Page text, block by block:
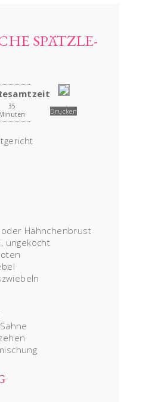
SPÄTZLE-
Drucken
35
Minuten
Hähnchenbrust
ungekocht